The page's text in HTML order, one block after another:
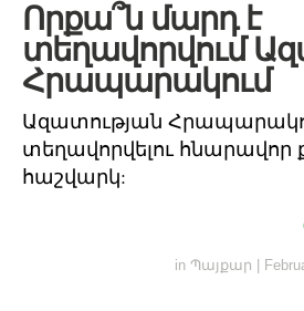
Որքա՞ն մարդ է
տեղավորվում
Հրապարակում
Ազատության
տեղավորվելու
հաշվարկ:
in Պայքար